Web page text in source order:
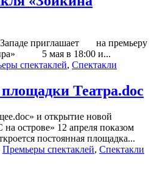
приглашает на премьеру
5 мая в 18:00 и...
спектаклей, Спектакли
Театра.doc
и открытие новой
острове» 12 апреля показом
постоянная площадка...
Премьеры спектаклей, Спектакли